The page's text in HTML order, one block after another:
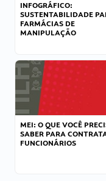
INFOGRÁFICO:
SUSTENTABILIDADE
FARMÁCIAS DE
MANIPULAÇÃO
MEI: O QUE VOCÊ
SABER PARA
FUNCIONÁRIOS